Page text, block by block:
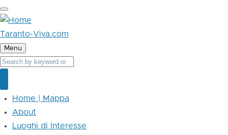
Skip
to
main
content
Taranto-Viva.com
Menu
Cerca
Main
navigation
Home | Mappa
About
Luoghi di Interesse